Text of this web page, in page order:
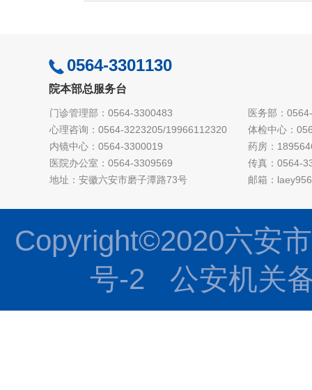
0564-3301130
院本部总服务台
门诊管理部：0564-3300483
医务部：
心理咨询：0564-3223205/19966112320
体检中心：
内镜中心：0564-3300019
药房：
医院办公室：0564-3309569
传真：0564-
地址：安徽六安市磨子潭路73号
邮箱：
Copyright©2020六安
号-2 公安机关